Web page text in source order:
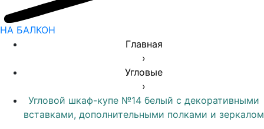
НА БАЛКОН
Главная
›
Угловые
›
Угловой шкаф-купе №14 белый с декоративными
вставками, дополнительными полками и зеркалом